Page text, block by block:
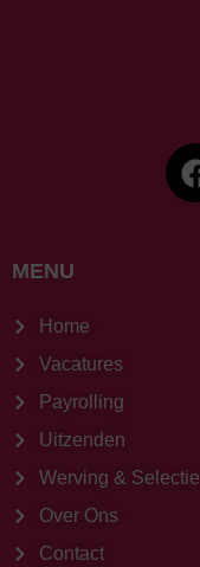
MENU
Home
Vacatures
Payrolling
Uitzenden
Werving & Selectie
Over Ons
Contact